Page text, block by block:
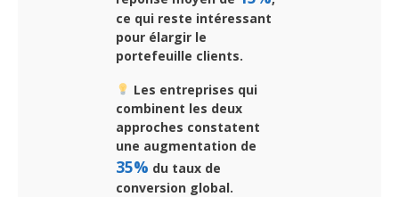
ce qui reste intéressant
pour élargir le
portefeuille clients.
Les entreprises qui
combinent les deux
approches constatent
une augmentation de
35% du taux de
conversion global.